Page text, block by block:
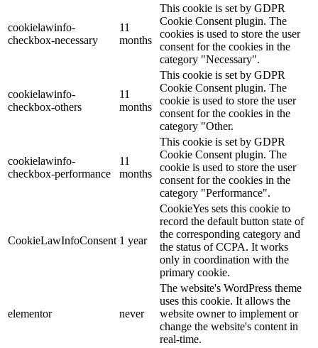
cookielawinfo-
checkbox-necessary
11
months
This cookie is set by GDPR
Cookie Consent plugin. The
cookies is used to store the user
consent for the cookies in the
category "Necessary".
cookielawinfo-
checkbox-others
11
months
This cookie is set by GDPR
Cookie Consent plugin. The
cookie is used to store the user
consent for the cookies in the
category "Other.
cookielawinfo-
checkbox-performance
11
months
This cookie is set by GDPR
Cookie Consent plugin. The
cookie is used to store the user
consent for the cookies in the
category "Performance".
CookieLawInfoConsent 1 year
CookieYes sets this cookie to
record the default button state of
the corresponding category and
the status of CCPA. It works
only in coordination with the
primary cookie.
elementor never
The website's WordPress theme
uses this cookie. It allows the
website owner to implement or
change the website's content in
real-time.